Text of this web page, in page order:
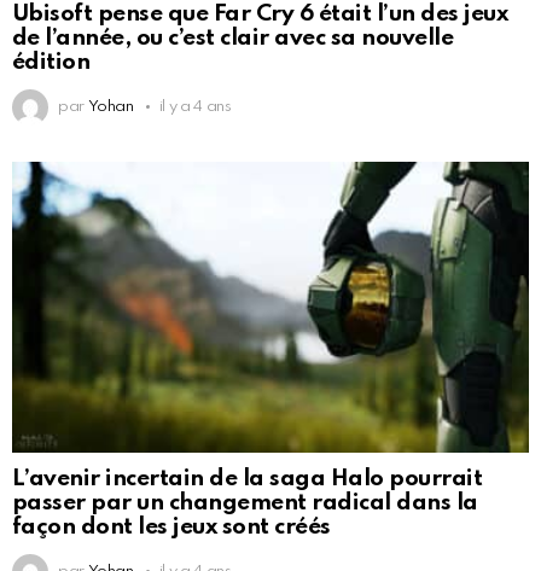
Ubisoft pense que Far Cry 6 était l’un des jeux
de l’année, ou c’est clair avec sa nouvelle
édition
par Yohan il y a 4 ans
L’avenir incertain de la saga Halo pourrait
passer par un changement radical dans la
façon dont les jeux sont créés